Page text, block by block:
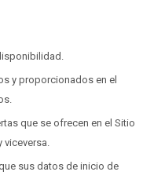
y proporcionados en el
que se ofrecen en el Sitio
viceversa.
sus datos de inicio de